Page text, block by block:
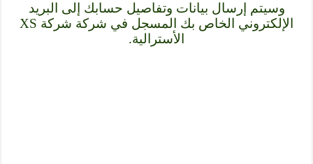
وسيتم إرسال بيانات وتفاصيل حسابك إلى البريد
الإلكتروني الخاص بك المسجل في شركة شركة XS
الأسترالية.